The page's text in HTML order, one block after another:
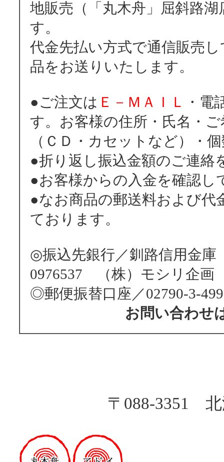
地販売（「丸木舟」屈斜路
す。
代金先払い方式で通信販売
品をお送りいたします。
●ご注文は Ｅ－ＭＡＩＬ
・電
す。お客様の住所・氏名・
（ＣＤ・カセットなど）・
●折り返し振込金額のご連絡
●お客様からの入金を確認し
●なお商品の郵送料および代
ております。
◎振込先銀行／釧路信用金
0976537 （株）モシリ企画
◎郵便振替口座／02790-3-
お問い合わせ
〒088-3351 北